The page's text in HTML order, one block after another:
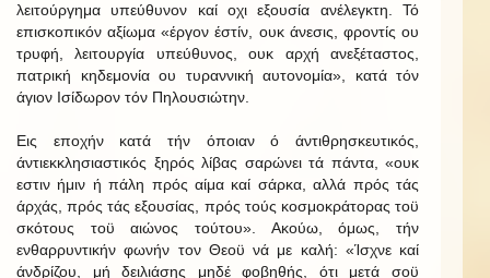
λειτούργημα υπεύθυνον καί οχι εξουσία ανέλεγκτη. Τό
επισκοπικόν αξίωμα «έργον έστίν, ουκ άνεσις, φροντίς ου
τρυφή, λειτουργία υπεύθυνος, ουκ αρχή ανεξέταστος,
πατρική κηδεμονία ου τυραννική αυτονομία», κατά τόν
άγιον Ισίδωρον τόν Πηλουσιώτην.
Εις εποχήν κατά τήν όποιαν ό άντιθρησκευτικός,
άντιεκκλησιαστικός ξηρός λίβας σαρώνει τά πάντα, «ουκ
εστιν ήμιν ή πάλη πρός αίμα καί σάρκα, αλλά πρός τάς
άρχάς, πρός τάς εξουσίας, πρός τούς κοσμοκράτορας τοϋ
σκότους τοϋ αιώνος τούτου». Ακούω, όμως, τήν
ενθαρρυντικήν φωνήν τον Θεοϋ νά με καλή: «Ίσχνε καί
άνδρίζου, μή δειλιάσης μηδέ φοβηθής, ότι μετά σοϋ